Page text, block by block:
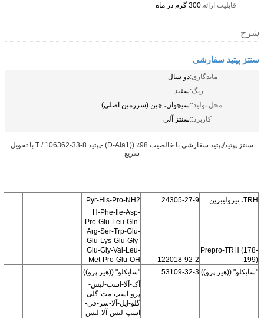
قابلیت ارائه:300 گرم در ماه
شرح
سنتز پپتید سفارشی
ماندگاری:دو سال
رنگ:سفید
محل تولید::سیچوان، چین (سرزمین اصلی)
کاربرد::سنتز آلی
سنتز پپتید/پپتید سفارشی با خالصیت 98٪ ((D-Ala1) -پپتید T / 106362-33-8 با تحویل
سریع
TRH، تیرولیبرین 24305-27-9
Pyr-His-Pro-NH2
Prepro-TRH (178-
199)
122018-92-2
H-Phe-Ile-Asp-
Pro-Glu-Leu-Gln-
Arg-Ser-Trp-Glu-
Glu-Lys-Glu-Gly-
Glu-Gly-Val-Leu-
Met-Pro-Glu-OH
"سايکلو" ((هيز پرو)) 53109-32-3 "سايکلو" ((هيز پرو))
آک-آلا-اسپ-لیس-
پرو-اسپ-مت-گلی-
گلو-ایل-آلا-سر-فی-
اسپ-لیس-آلا-لیس-